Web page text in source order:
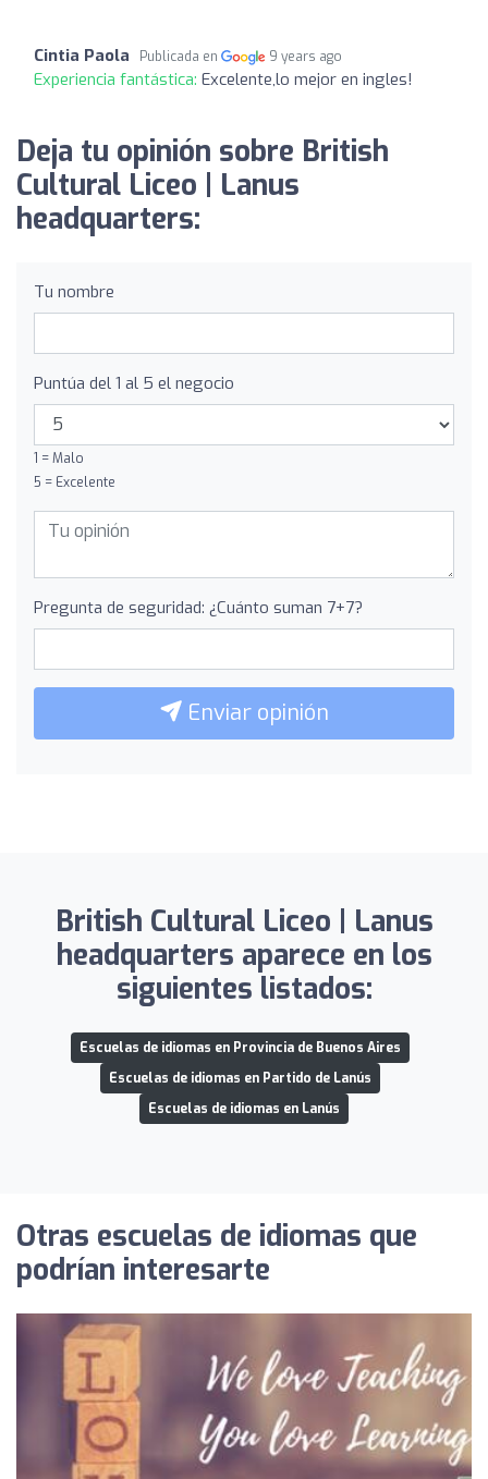
Cintia Paola Publicada en 9 years ago
Experiencia fantástica: Excelente,lo mejor en ingles!
Deja tu opinión sobre British
Cultural Liceo | Lanus
headquarters:
Tu nombre
Puntúa del 1 al 5 el negocio
1 = Malo
5 = Excelente
Pregunta de seguridad: ¿Cuánto suman 7+7?
Enviar opinión
British Cultural Liceo | Lanus
headquarters aparece en los
siguientes listados:
Escuelas de idiomas en Provincia de Buenos Aires
Escuelas de idiomas en Partido de Lanús
Escuelas de idiomas en Lanús
Otras escuelas de idiomas que
podrían interesarte